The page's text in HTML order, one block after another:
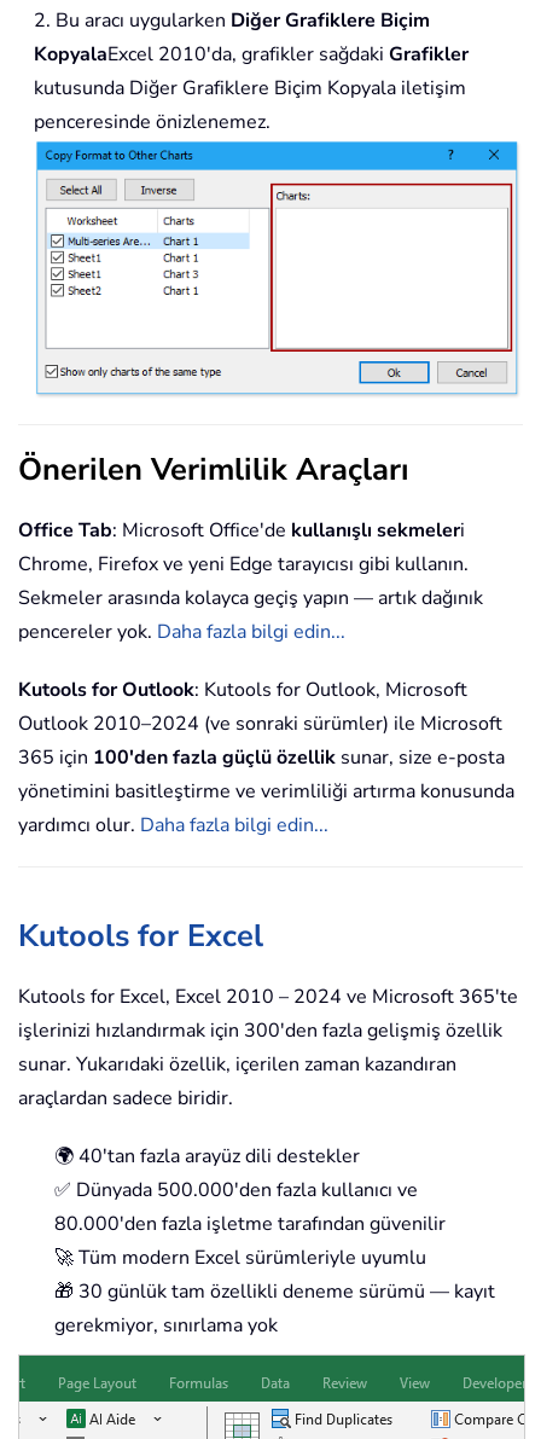
2. Bu aracı uygularken Diğer Grafiklere Biçim
KopyalaExcel 2010'da, grafikler sağdaki Grafikler
kutusunda Diğer Grafiklere Biçim Kopyala iletişim
penceresinde önizlenemez.
Önerilen Verimlilik Araçları
Office Tab: Microsoft Office'de kullanışlı sekmeleri
Chrome, Firefox ve yeni Edge tarayıcısı gibi kullanın.
Sekmeler arasında kolayca geçiş yapın — artık dağınık
pencereler yok. Daha fazla bilgi edin...
Kutools for Outlook: Kutools for Outlook, Microsoft
Outlook 2010–2024 (ve sonraki sürümler) ile Microsoft
365 için 100'den fazla güçlü özellik sunar, size e-posta
yönetimini basitleştirme ve verimliliği artırma konusunda
yardımcı olur. Daha fazla bilgi edin...
Kutools for Excel
Kutools for Excel, Excel 2010 – 2024 ve Microsoft 365'te
işlerinizi hızlandırmak için 300'den fazla gelişmiş özellik
sunar. Yukarıdaki özellik, içerilen zaman kazandıran
araçlardan sadece biridir.
🌍 40'tan fazla arayüz dili destekler
✅ Dünyada 500.000'den fazla kullanıcı ve
80.000'den fazla işletme tarafından güvenilir
🚀 Tüm modern Excel sürümleriyle uyumlu
🎁 30 günlük tam özellikli deneme sürümü — kayıt
gerekmiyor, sınırlama yok